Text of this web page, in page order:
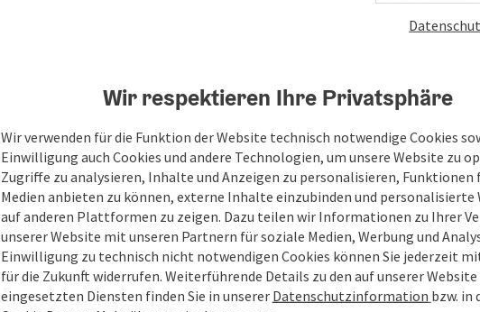
Wir respektieren Ihre Privatsphäre
Wir verwenden für die Funktion der Website technisch notwendige Cookies
Einwilligung auch Cookies und andere Technologien, um unsere Website zu
Zugriffe zu analysieren, Inhalte und Anzeigen zu personalisieren, Funktionen
Medien anbieten zu können, externe Inhalte einzubinden und personalisierte
auf anderen Plattformen zu zeigen. Dazu teilen wir Informationen zu Ihrer
unserer Website mit unseren Partnern für soziale Medien, Werbung und
Einwilligung zu technisch nicht notwendigen Cookies können Sie jederzeit
für die Zukunft widerrufen. Weiterführende Details zu den auf unserer Website
eingesetzten Diensten finden Sie in unserer Datenschutzinformation bzw. in